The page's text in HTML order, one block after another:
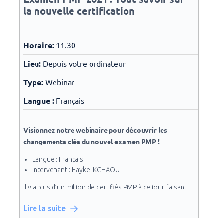
orientée Processus (V6)
V7: meilleur alignement avec le programme ATP
2021
Section entière pour l’adaptation
Les artéfacts et leur liaison avec les domaines de
performance
Questions & réponses
la nouvelle certification
Horaire: 11.30
Lieu: Depuis votre ordinateur
Type: Webinar
Langue : Français
Visionnez notre webinaire pour découvrir les
changements clés du nouvel examen PMP !
Langue : Français
Intervenant : Haykel KCHAOU
Il y a plus d’un million de certifiés PMP à ce jour, faisant
de maintenir la qualité et la valeur de la certification, le
Lire la suite